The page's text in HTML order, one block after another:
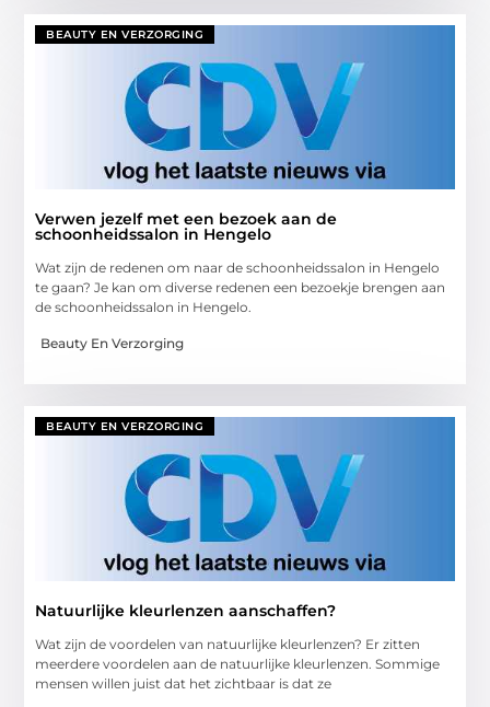
BEAUTY EN VERZORGING
Verwen jezelf met een bezoek aan de
schoonheidssalon in Hengelo
Wat zijn de redenen om naar de schoonheidssalon in Hengelo
te gaan? Je kan om diverse redenen een bezoekje brengen aan
de schoonheidssalon in Hengelo.
Beauty En Verzorging
BEAUTY EN VERZORGING
Natuurlijke kleurlenzen aanschaffen?
Wat zijn de voordelen van natuurlijke kleurlenzen? Er zitten
meerdere voordelen aan de natuurlijke kleurlenzen. Sommige
mensen willen juist dat het zichtbaar is dat ze